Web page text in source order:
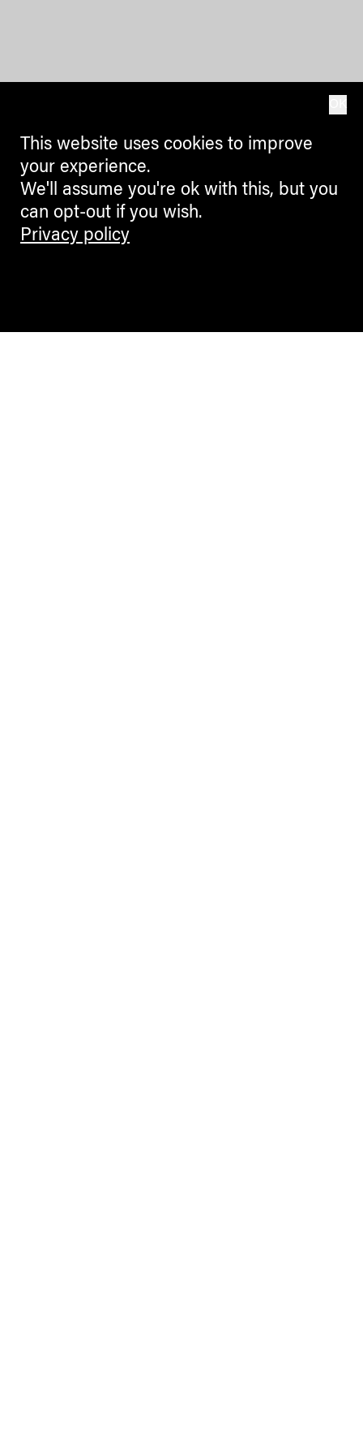
This website uses cookies to improve
your experience.
We'll assume you're ok with this, but you
can opt-out if you wish.
Privacy policy